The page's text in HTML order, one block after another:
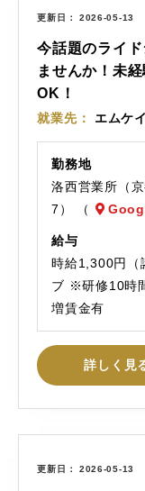
更新日 2026-05-13
今話題のライ
ませんか！未
OK！
就業先 エムケ
勤務地
洛西営業所（
7） （
給与
時給1,300円（
ブ ※研修10時
増賃金有
詳しく見
更新日 2026-05-13